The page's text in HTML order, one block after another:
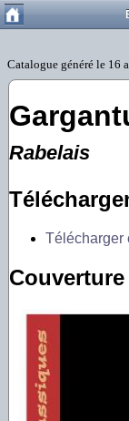
Rabelais
Télécharger
Couverture